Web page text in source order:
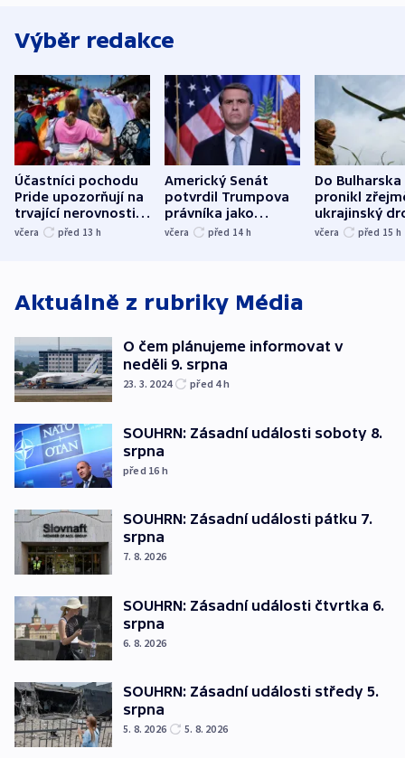
Výběr redakce
Účastníci pochodu
Pride upozorňují na
trvající nerovnosti i
společenskou
včera před 13 h
Americký Senát
potvrdil Trumpova
právníka jako
ministra
včera před 14 h
Do Bulharska
pronikl
ukrajinský
explodoval
včera před 15 h
Aktuálně z rubriky Média
O čem plánujeme informovat v
neděli 9. srpna
23. 3. 2024 před 4h
SOUHRN: Zásadní události soboty 8.
srpna
před 16 h
SOUHRN: Zásadní události pátku 7.
srpna
7. 8. 2026
SOUHRN: Zásadní události čtvrtka 6.
srpna
6. 8. 2026
SOUHRN: Zásadní události středy 5.
srpna
5. 8. 2026 5. 8. 2026